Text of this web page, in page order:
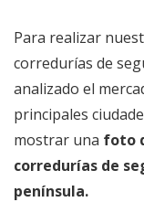
Para realizar
corredurías de
analizado el
principales
mostrar una foto
corredurías de
península.